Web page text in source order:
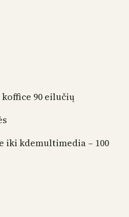
90 eilučių
iki kdemultimedia – 100